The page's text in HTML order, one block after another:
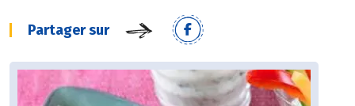
Partager sur